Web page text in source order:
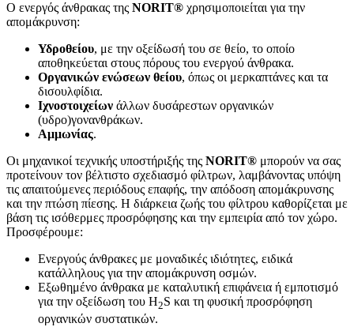
Ο ενεργός άνθρακας της NORIT® χρησιμοποιείται για την
απομάκρυνση:
Υδροθείου, με την οξείδωσή του σε θείο, το οποίο
αποθηκεύεται στους πόρους του ενεργού άνθρακα.
Οργανικών ενώσεων θείου, όπως οι μερκαπτάνες και τα
δισουλφίδια.
Ιχνοστοιχείων άλλων δυσάρεστων οργανικών
(υδρο)γονανθράκων.
Αμμωνίας.
Οι μηχανικοί τεχνικής υποστήριξής της NORIT® μπορούν να σας
προτείνουν τον βέλτιστο σχεδιασμό φίλτρων, λαμβάνοντας υπόψη
τις απαιτούμενες περιόδους επαφής, την απόδοση απομάκρυνσης
και την πτώση πίεσης. Η διάρκεια ζωής του φίλτρου καθορίζεται με
βάση τις ισόθερμες προσρόφησης και την εμπειρία από τον χώρο.
Προσφέρουμε:
Ενεργούς άνθρακες με μοναδικές ιδιότητες, ειδικά
κατάλληλους για την απομάκρυνση οσμών.
Εξωθημένο άνθρακα με καταλυτική επιφάνεια ή εμποτισμό
για την οξείδωση του H2S και τη φυσική προσρόφηση
οργανικών συστατικών.